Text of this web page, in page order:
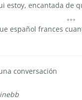
estoy, encantada de
español frances
conversación